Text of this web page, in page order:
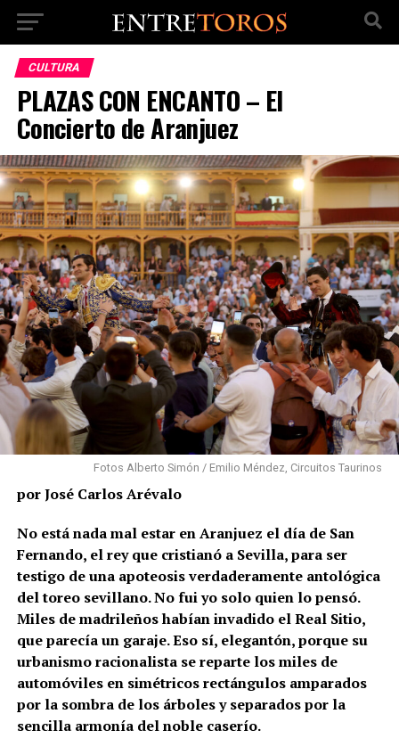
CULTURA
PLAZAS CON ENCANTO – El
Concierto de Aranjuez
Fotos Alberto Simón / Emilio Méndez, Circuitos Taurinos
por José Carlos Arévalo
No está nada mal estar en Aranjuez el día de San
Fernando, el rey que cristianó a Sevilla, para ser
testigo de una apoteosis verdaderamente antológica
del toreo sevillano. No fui yo solo quien lo pensó.
Miles de madrileños habían invadido el Real Sitio,
que parecía un garaje. Eso sí, elegantón, porque su
urbanismo racionalista se reparte los miles de
automóviles en simétricos rectángulos amparados
por la sombra de los árboles y separados por la
sencilla armonía del noble caserío.